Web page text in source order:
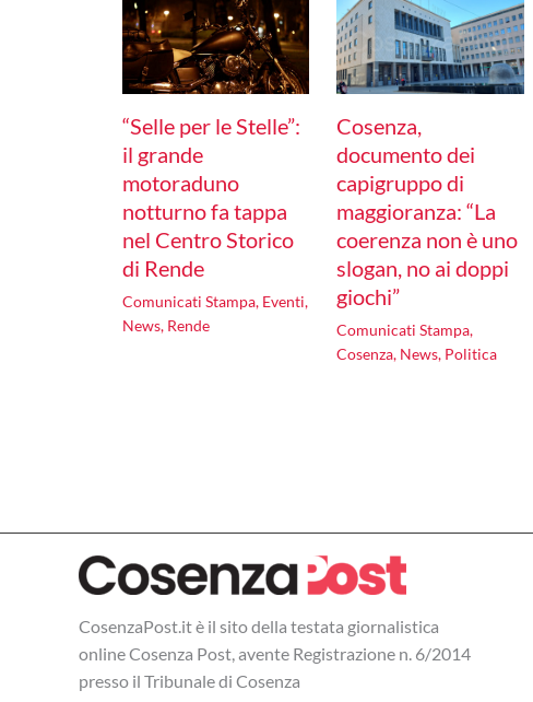
“Selle per le Stelle”:
il grande
motoraduno
notturno fa tappa
nel Centro Storico
di Rende
Comunicati Stampa, Eventi,
News, Rende
Cosenza,
documento dei
capigruppo di
maggioranza: “La
coerenza non è uno
slogan, no ai doppi
giochi”
Comunicati Stampa,
Cosenza, News, Politica
CosenzaPost.it è il sito della testata giornalistica
online Cosenza Post, avente Registrazione n. 6/2014
presso il Tribunale di Cosenza